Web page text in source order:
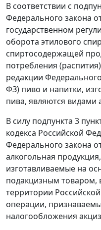
В соответствии с
Федерального закона
государственном
оборота этилового
спиртосодержащей
потребления
редакции
ФЗ) пиво и напитки,
пива, являются видами
В силу подпункта 3
кодекса Российской
Федерального закона
алкогольная
изготавливаемые на
подакцизным товаром,
территории
операции,
налогообложения